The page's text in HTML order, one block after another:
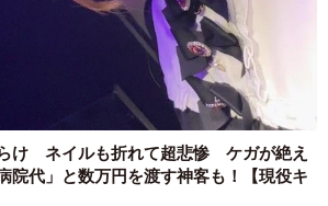
け ネイルも折れて超悲惨 ケガが絶え
代」と数万円を渡す神客も！【現役キ